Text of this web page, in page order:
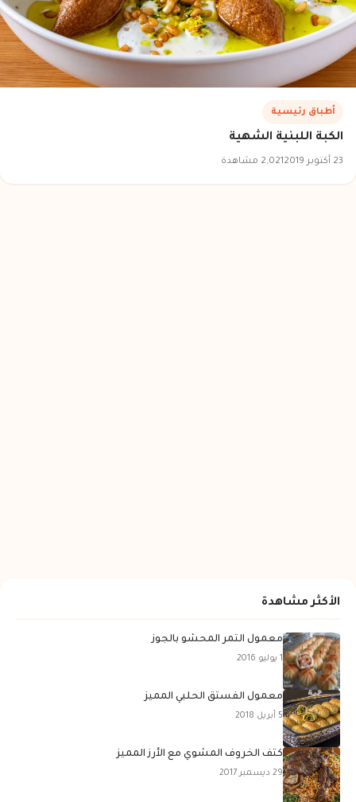
أطباق رئيسية
الكبة اللبنية الشهية
23 أكتوبر 2019 2,021 مشاهدة
الأكثر مشاهدة
معمول التمر المحشو بالجوز
1 يوليو 2016
معمول الفستق الحلبي المميز
5 أبريل 2018
كتف الخروف المشوي مع الأرز المميز
29 ديسمبر 2017